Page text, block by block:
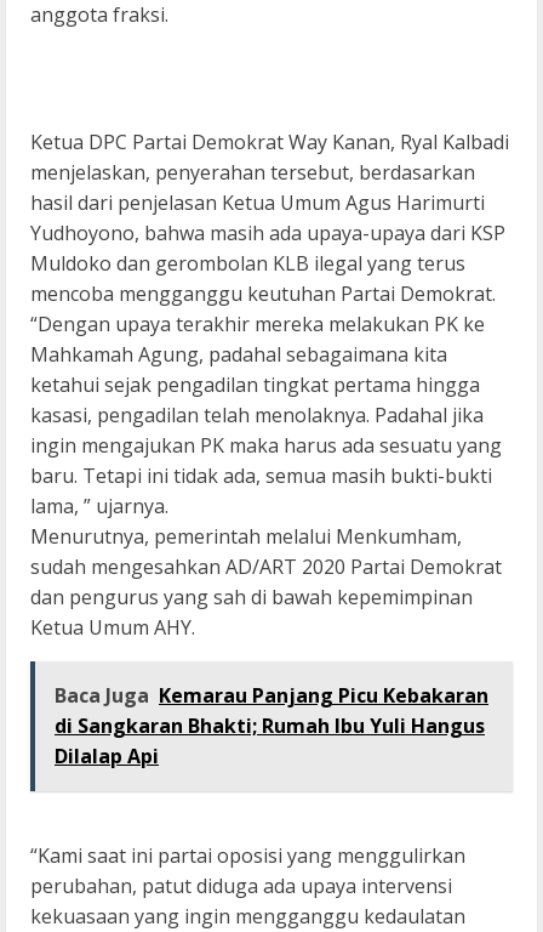
anggota fraksi.
Ketua DPC Partai Demokrat Way Kanan, Ryal Kalbadi
menjelaskan, penyerahan tersebut, berdasarkan
hasil dari penjelasan Ketua Umum Agus Harimurti
Yudhoyono, bahwa masih ada upaya-upaya dari KSP
Muldoko dan gerombolan KLB ilegal yang terus
mencoba mengganggu keutuhan Partai Demokrat.
“Dengan upaya terakhir mereka melakukan PK ke
Mahkamah Agung, padahal sebagaimana kita
ketahui sejak pengadilan tingkat pertama hingga
kasasi, pengadilan telah menolaknya. Padahal jika
ingin mengajukan PK maka harus ada sesuatu yang
baru. Tetapi ini tidak ada, semua masih bukti-bukti
lama, ” ujarnya.
Menurutnya, pemerintah melalui Menkumham,
sudah mengesahkan AD/ART 2020 Partai Demokrat
dan pengurus yang sah di bawah kepemimpinan
Ketua Umum AHY.
Baca Juga Kemarau Panjang Picu Kebakaran
di Sangkaran Bhakti; Rumah Ibu Yuli Hangus
Dilalap Api
“Kami saat ini partai oposisi yang menggulirkan
perubahan, patut diduga ada upaya intervensi
kekuasaan yang ingin mengganggu kedaulatan